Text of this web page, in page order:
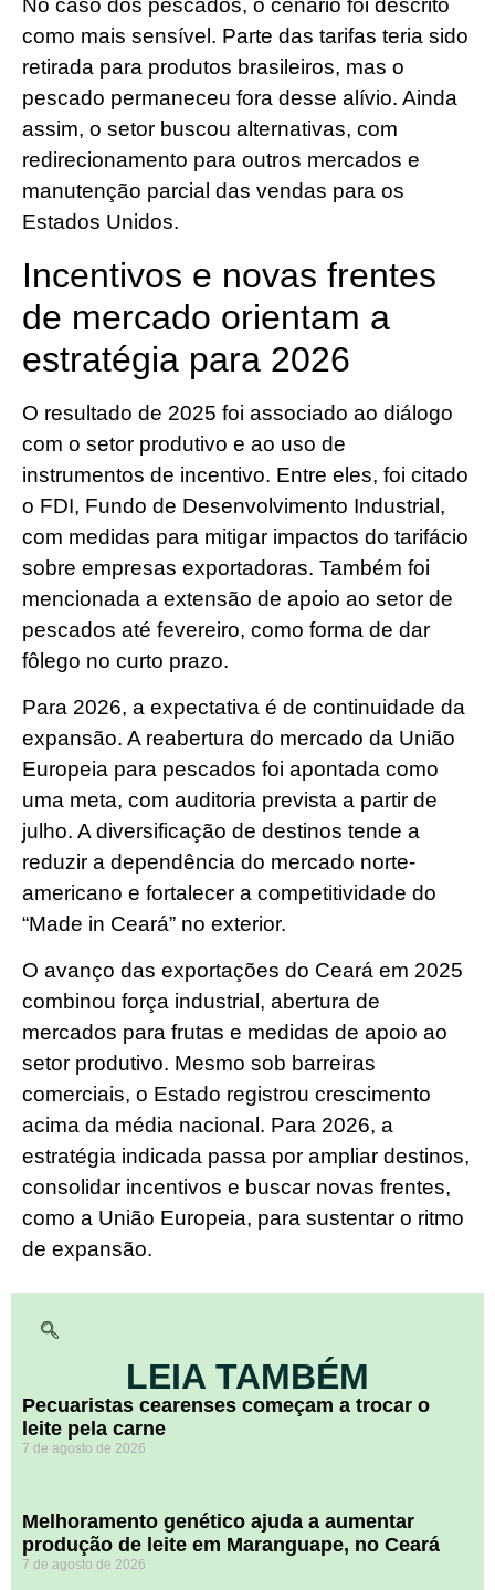
No caso dos pescados, o cenário foi descrito
como mais sensível. Parte das tarifas teria sido
retirada para produtos brasileiros, mas o
pescado permaneceu fora desse alívio. Ainda
assim, o setor buscou alternativas, com
redirecionamento para outros mercados e
manutenção parcial das vendas para os
Estados Unidos.
Incentivos e novas frentes
de mercado orientam a
estratégia para 2026
O resultado de 2025 foi associado ao diálogo
com o setor produtivo e ao uso de
instrumentos de incentivo. Entre eles, foi citado
o FDI, Fundo de Desenvolvimento Industrial,
com medidas para mitigar impactos do tarifácio
sobre empresas exportadoras. Também foi
mencionada a extensão de apoio ao setor de
pescados até fevereiro, como forma de dar
fôlego no curto prazo.
Para 2026, a expectativa é de continuidade da
expansão. A reabertura do mercado da União
Europeia para pescados foi apontada como
uma meta, com auditoria prevista a partir de
julho. A diversificação de destinos tende a
reduzir a dependência do mercado norte-
americano e fortalecer a competitividade do
“Made in Ceará” no exterior.
O avanço das exportações do Ceará em 2025
combinou força industrial, abertura de
mercados para frutas e medidas de apoio ao
setor produtivo. Mesmo sob barreiras
comerciais, o Estado registrou crescimento
acima da média nacional. Para 2026, a
estratégia indicada passa por ampliar destinos,
consolidar incentivos e buscar novas frentes,
como a União Europeia, para sustentar o ritmo
de expansão.
LEIA TAMBÉM
Pecuaristas cearenses começam a trocar o
leite pela carne
7 de agosto de 2026
Melhoramento genético ajuda a aumentar
produção de leite em Maranguape, no Ceará
7 de agosto de 2026